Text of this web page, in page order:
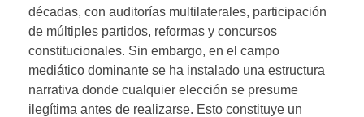
décadas, con auditorías multilaterales, participación
de múltiples partidos, reformas y concursos
constitucionales. Sin embargo, en el campo
mediático dominante se ha instalado una estructura
narrativa donde cualquier elección se presume
ilegítima antes de realizarse. Esto constituye un